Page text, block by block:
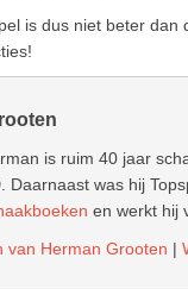
is dus niet beter
is ruim 40 jaar
Daarnaast was hij
en werkt hij
van Herman Grooten |